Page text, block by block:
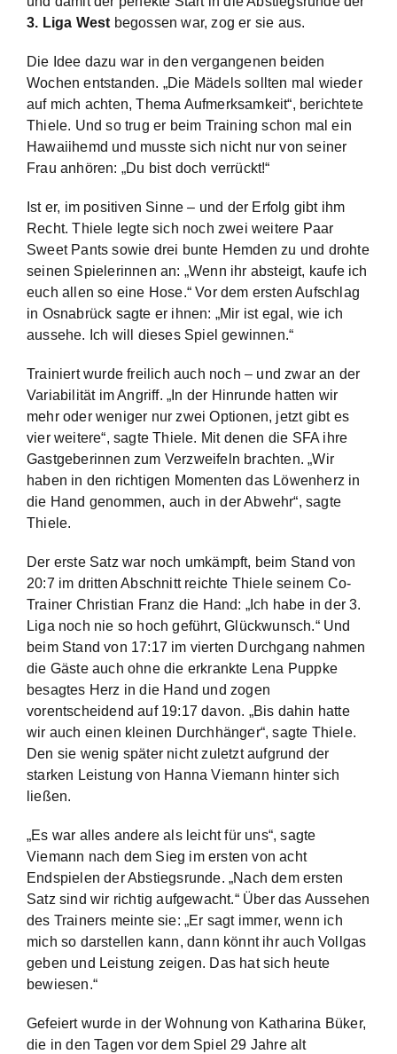
3. Liga West begossen war, zog er sie aus.
Die Idee dazu war in den vergangenen beiden
Wochen entstanden. „Die Mädels sollten mal wieder
auf mich achten, Thema Aufmerksamkeit“, berichtete
Thiele. Und so trug er beim Training schon mal ein
Hawaiihemd und musste sich nicht nur von seiner
Frau anhören: „Du bist doch verrückt!“
Ist er, im positiven Sinne – und der Erfolg gibt ihm
Recht. Thiele legte sich noch zwei weitere Paar
Sweet Pants sowie drei bunte Hemden zu und drohte
seinen Spielerinnen an: „Wenn ihr absteigt, kaufe ich
euch allen so eine Hose.“ Vor dem ersten Aufschlag
in Osnabrück sagte er ihnen: „Mir ist egal, wie ich
aussehe. Ich will dieses Spiel gewinnen.“
Trainiert wurde freilich auch noch – und zwar an der
Variabilität im Angriff. „In der Hinrunde hatten wir
mehr oder weniger nur zwei Optionen, jetzt gibt es
vier weitere“, sagte Thiele. Mit denen die SFA ihre
Gastgeberinnen zum Verzweifeln brachten. „Wir
haben in den richtigen Momenten das Löwenherz in
die Hand genommen, auch in der Abwehr“, sagte
Thiele.
Der erste Satz war noch umkämpft, beim Stand von
20:7 im dritten Abschnitt reichte Thiele seinem Co-
Trainer Christian Franz die Hand: „Ich habe in der 3.
Liga noch nie so hoch geführt, Glückwunsch.“ Und
beim Stand von 17:17 im vierten Durchgang nahmen
die Gäste auch ohne die erkrankte Lena Puppke
besagtes Herz in die Hand und zogen
vorentscheidend auf 19:17 davon. „Bis dahin hatte
wir auch einen kleinen Durchhänger“, sagte Thiele.
Den sie wenig später nicht zuletzt aufgrund der
starken Leistung von Hanna Viemann hinter sich
ließen.
„Es war alles andere als leicht für uns“, sagte
Viemann nach dem Sieg im ersten von acht
Endspielen der Abstiegsrunde. „Nach dem ersten
Satz sind wir richtig aufgewacht.“ Über das Aussehen
des Trainers meinte sie: „Er sagt immer, wenn ich
mich so darstellen kann, dann könnt ihr auch Vollgas
geben und Leistung zeigen. Das hat sich heute
bewiesen.“
Gefeiert wurde in der Wohnung von Katharina Büker,
die in den Tagen vor dem Spiel 29 Jahre alt